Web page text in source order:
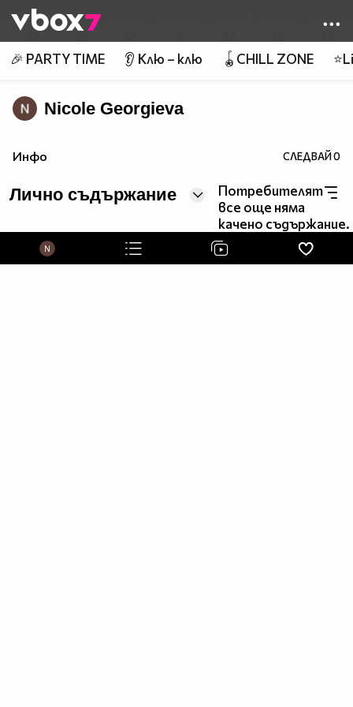
👾
🎉 PARTY TIME 👂 Клю – клю 🪀CHILL ZONE
Nicole Georgieva
Инфо СЛЕДВАЙ0
Лично съдържание
Потребителят
все още няма
качено съдържание.